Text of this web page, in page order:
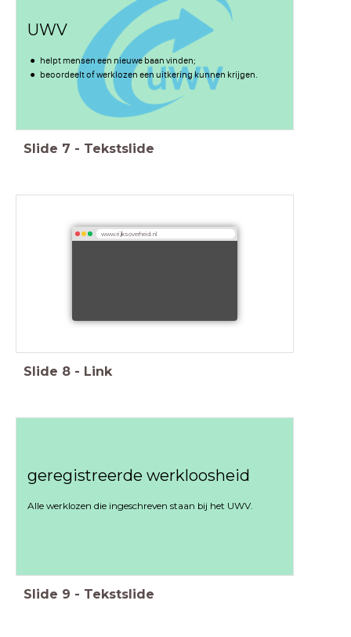
UWV
helpt mensen een nieuwe baan vinden;
beoordeelt of werklozen een uitkering kunnen krijgen.
Slide 7 - Tekstslide
www.rijksoverheid.nl
Slide 8 - Link
geregistreerde werkloosheid
Alle werklozen die ingeschreven staan bij het UWV.
Slide 9 - Tekstslide